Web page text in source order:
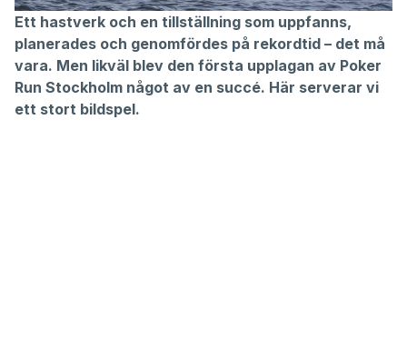
Ett hastverk och en tillställning som uppfanns,
planerades och genomfördes på rekordtid – det må
vara. Men likväl blev den första upplagan av Poker
Run Stockholm något av en succé. Här serverar vi
ett stort bildspel.